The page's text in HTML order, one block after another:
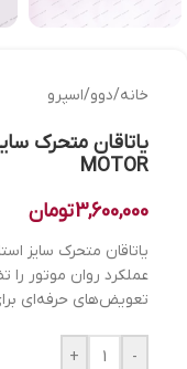
خانه/دوو/اسپرو
MOTOR
3,600,000تومان
یاتاقان متحرک سایز
عملکرد روان موتور
تعویض‌های حرفه‌ای
-
+